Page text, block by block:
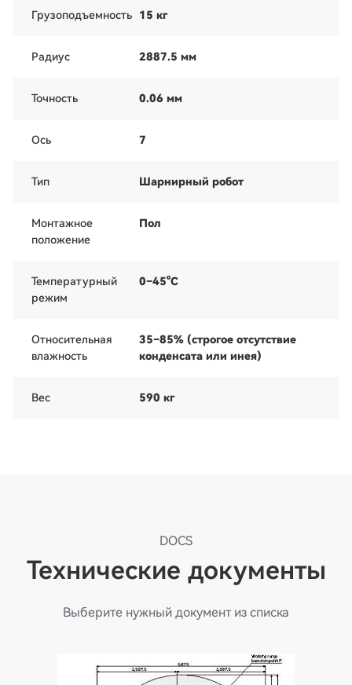
Грузоподъемность 15 кг
Радиус 2887.5 мм
Точность 0.06 мм
Ось 7
Тип Шарнирный робот
Монтажное
положение
Пол
Температурный
режим
0–45°C
Относительная
влажность
35–85% (строгое отсутствие
конденсата или инея)
Вес 590 кг
DOCS
Технические документы
Выберите нужный документ из списка